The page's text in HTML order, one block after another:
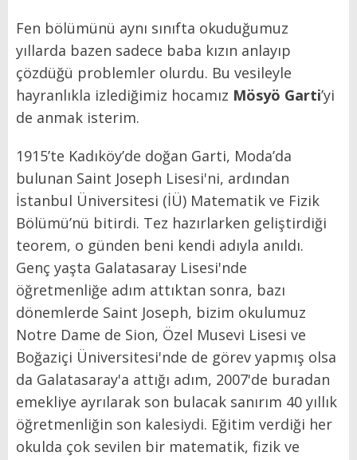
Fen bölümünü aynı sınıfta okuduğumuz
yıllarda bazen sadece baba kızın anlayıp
çözdüğü problemler olurdu. Bu vesileyle
hayranlıkla izlediğimiz hocamız Mösyö Garti’yi
de anmak isterim.
1915’te Kadıköy’de doğan Garti, Moda’da
bulunan Saint Joseph Lisesi'ni, ardından
İstanbul Üniversitesi (İÜ) Matematik ve Fizik
Bölümü’nü bitirdi. Tez hazırlarken geliştirdiği
teorem, o günden beni kendi adıyla anıldı.
Genç yaşta Galatasaray Lisesi'nde
öğretmenliğe adım attıktan sonra, bazı
dönemlerde Saint Joseph, bizim okulumuz
Notre Dame de Sion, Özel Musevi Lisesi ve
Boğaziçi Üniversitesi'nde de görev yapmış olsa
da Galatasaray'a attığı adım, 2007'de buradan
emekliye ayrılarak son bulacak sanırım 40 yıllık
öğretmenliğin son kalesiydi. Eğitim verdiği her
okulda çok sevilen bir matematik, fizik ve